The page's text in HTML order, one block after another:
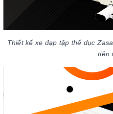
Thiết kế xe đạp tập thể dục
tiện